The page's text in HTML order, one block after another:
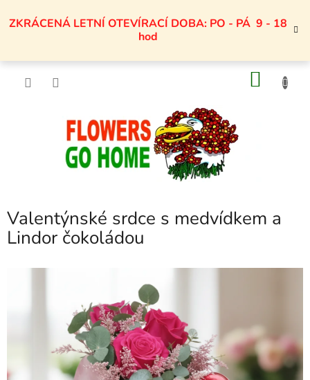
naZKRÁCENÁ LETNÍ OTEVÍRACÍ DOBA: PO - PÁ 9 - 18
hod
Valentýnské srdce s medvídkem a
Lindor čokoládou